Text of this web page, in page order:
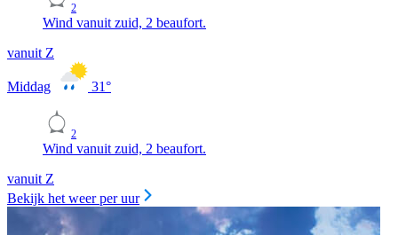
2
Wind vanuit zuid, 2 beaufort.
vanuit Z
Middag 31°
2
Wind vanuit zuid, 2 beaufort.
vanuit Z
Bekijk het weer per uur